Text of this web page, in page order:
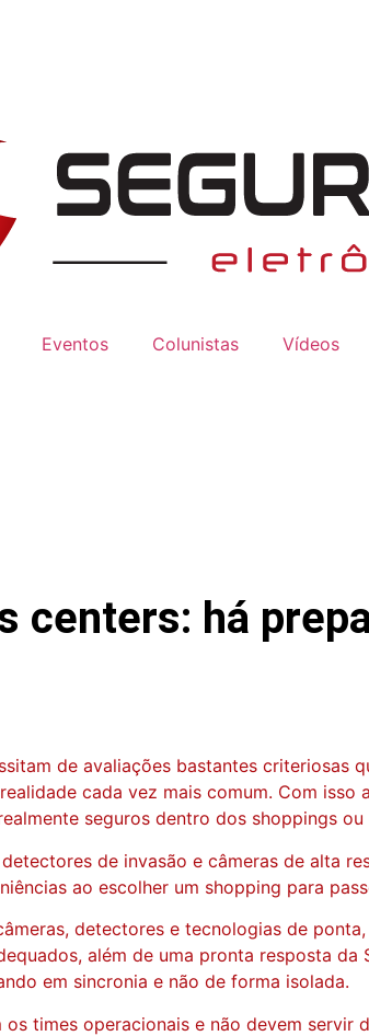
Eventos Colunistas Vídeos
centers: há
de avaliações bastantes criteriosas
cada vez mais comum. Com
seguros dentro dos shoppings ou
de invasão e câmeras de alta
ao escolher um shopping para
detectores e tecnologias de
além de uma pronta resposta
em sincronia e não de forma isolada.
times operacionais e não devem